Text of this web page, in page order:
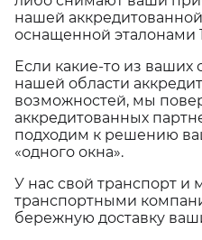
нашей
оснащенной эталонами
Если какие-то из
нашей области
возможностей, мы
аккредитованных
подходим к решению
«одного окна».
У нас свой транспорт
транспортными
бережную доставку